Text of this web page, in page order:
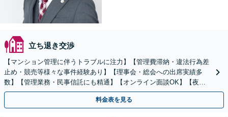
立ち退き交渉
【マンション管理に伴うトラブルに注力】【管理費滞納・違法行為差
止め・競売等様々な事件経験あり】【理事会・総会への出席実績多
数】【管理業務・民事信託にも精通】【オンライン面談OK】【夜
間・休日相談可】
料金表を見る